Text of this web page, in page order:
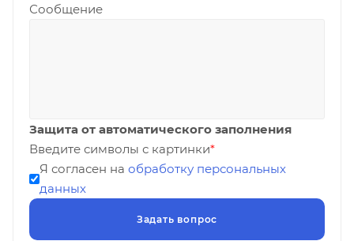
Сообщение
Защита от автоматического заполнения
Введите символы с картинки*
Я согласен на обработку персональных
данных